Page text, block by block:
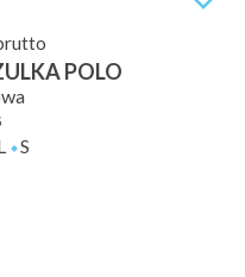
POLO
S